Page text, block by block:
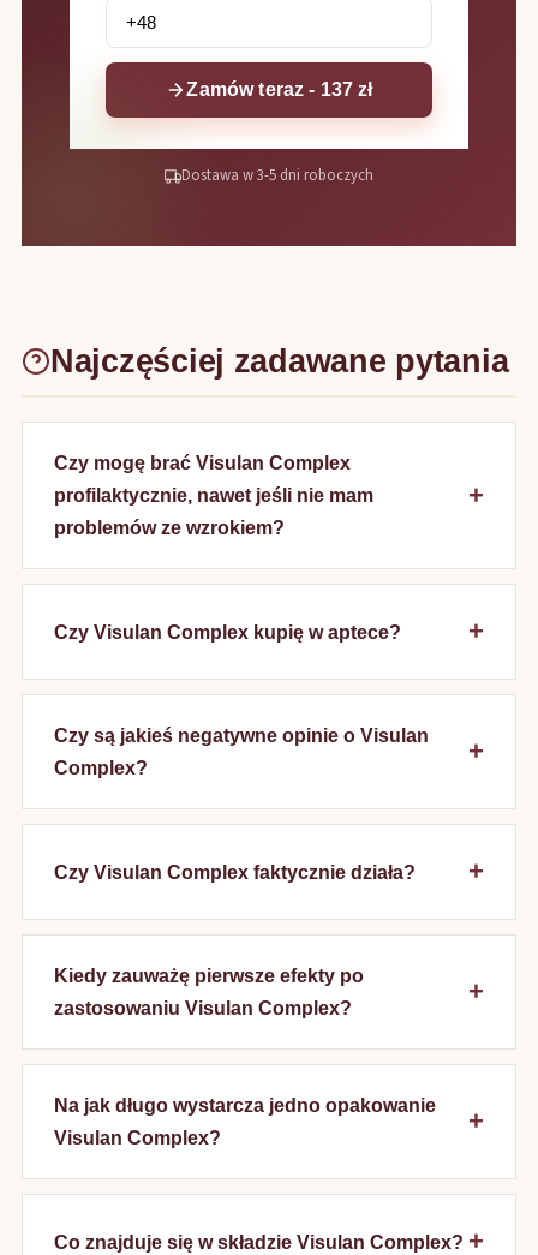
Zamów teraz - 137 zł
Dostawa w 3-5 dni roboczych
Najczęściej zadawane pytania
Czy mogę brać Visulan Complex
profilaktycznie, nawet jeśli nie mam
problemów ze wzrokiem?
Czy Visulan Complex kupię w aptece?
Czy są jakieś negatywne opinie o Visulan
Complex?
Czy Visulan Complex faktycznie działa?
Kiedy zauważę pierwsze efekty po
zastosowaniu Visulan Complex?
Na jak długo wystarcza jedno opakowanie
Visulan Complex?
Co znajduje się w składzie Visulan Complex?